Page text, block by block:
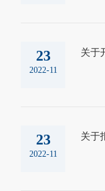
23
2022-11
关于
23
2022-11
关于